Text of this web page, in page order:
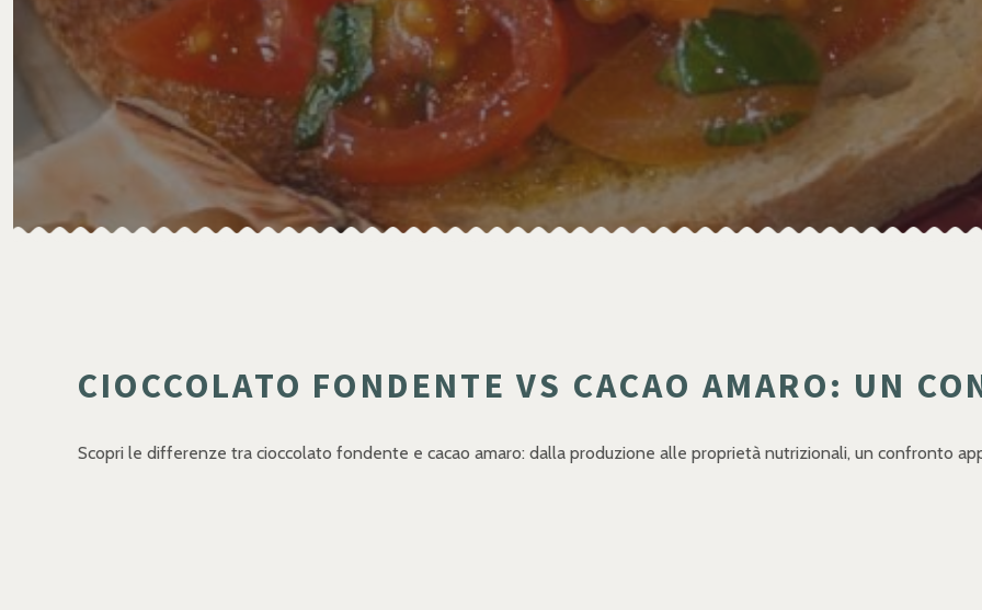
CIOCCOLATO FONDENTE VS CACAO AMARO: UN
Scopri le differenze tra cioccolato fondente e cacao amaro: dalla produzione alle proprietà nutrizionali, un confronto